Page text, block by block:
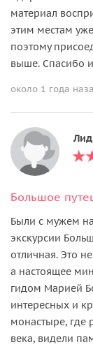
материал
этим местам
поэтому
выше. Спасибо
около 1 года
Большое
Были с мужем
экскурсии
отличная. Это
а настоящее
гидом Марией
интересных и
монастыре, где
века, видели